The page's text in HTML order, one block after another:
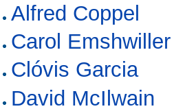
Alfred Coppel
Carol Emshwiller
Clóvis Garcia
David McIlwain